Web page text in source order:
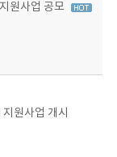
원사업 공모
원사업 개시